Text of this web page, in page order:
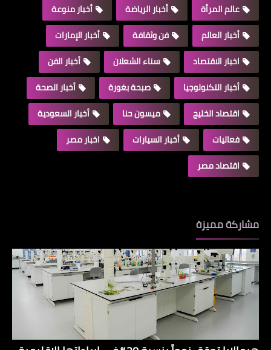
عالم المرأة
أخبار الرياضة
أخبار منوعة
أخبار العالم
فن وثقافة
أخبار الإمارات
اخبار الاقتصاد
سناء الشعلان
أخبار الفن
أخبار التكنولوجيا
صبحة بغورة
أخبار الصحة
اقتصاد الخليج
ميسون حنا
أخبار السعودية
فعاليات
أخبار السيارات
اخبار مصر
اقتصاد مصر
مشاركة مميزة